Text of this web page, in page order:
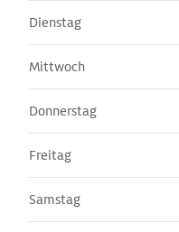
Dienstag
Mittwoch
Donnerstag
Freitag
Samstag